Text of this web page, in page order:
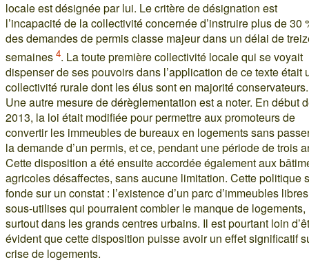
locale est désignée par lui. Le critère de désignation est
l’incapacité de la collectivité concernée d’instruire plus de 30
des demandes de permis classe majeur dans un délai de
semaines 4. La toute première collectivité locale qui se voyait
dispenser de ses pouvoirs dans l’application de ce texte était
collectivité rurale dont les élus sont en majorité conservateurs.
Une autre mesure de dérèglementation est a noter. En début
2013, la loi était modifiée pour permettre aux promoteurs de
convertir les immeubles de bureaux en logements sans
la demande d’un permis, et ce, pendant une période de trois
Cette disposition a été ensuite accordée également aux
agricoles désaffectes, sans aucune limitation. Cette politique
fonde sur un constat : l’existence d’un parc d’immeubles
sous-utilises qui pourraient combler le manque de logements,
surtout dans les grands centres urbains. Il est pourtant loin
évident que cette disposition puisse avoir un effet significatif
crise de logements.